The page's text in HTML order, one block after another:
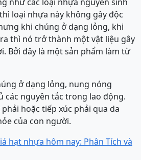
loại nhựa này không gây độc
khi chúng ở dạng lỏng, khi
thì nó trở thành một vật liệu gây
Bởi đây là một sản phẩm làm từ
ở dạng lỏng, nung nóng
các nguyên tắc trong lao động.
hoặc tiếp xúc phải qua da
của con người.
hạt nhựa hôm nay: Phân Tích và